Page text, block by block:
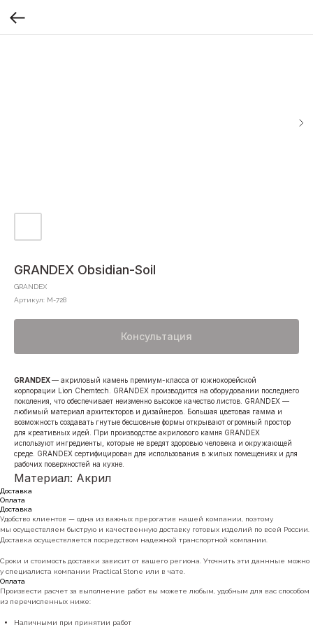
GRANDEX Obsidian-Soil
GRANDEX
Артикул: М-728
Консультация
GRANDEX— акриловый камень премиум-класса от южнокорейской
корпорации Lion Chemtech. GRANDEX производится на оборудовании последнего
поколения, что обеспечивает неизменно высокое качество листов. GRANDEX —
любимый материал архитекторов и дизайнеров. Большая цветовая гамма и
возможность создавать гнутые бесшовные формы открывают огромный простор
для креативных идей. При производстве акрилового камня GRANDEX
используют ингредиенты, которые не вредят здоровью человека и окружающей
среде. GRANDEX сертифицирован для использования в жилых помещениях и для
рабочих поверхностей на кухне.
Материал: Акрил
Доставка
Оплата
Доставка
Удобство клиентов — одна из важных прерогатив нашей компании, поэтому
мы осуществляем быструю и качественную доставку готовых изделий по всей России.
Доставка осуществляется посредством надежной транспортной компании.
Сроки и стоимость доставки зависит от вашего региона. Уточнить эти даннные можно
у специалиста компании Practical Stone или в чате.
Оплата
Произвести расчет за выполнение работ вы можете любым, удобным для вас способом
из перечисленных ниже:
Наличными при принятии работ